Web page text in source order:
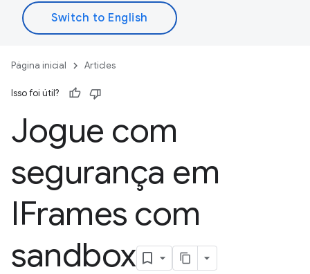
Página inicial Articles
Isso foi útil?
Jogue com
segurança em
IFrames com
sandbox